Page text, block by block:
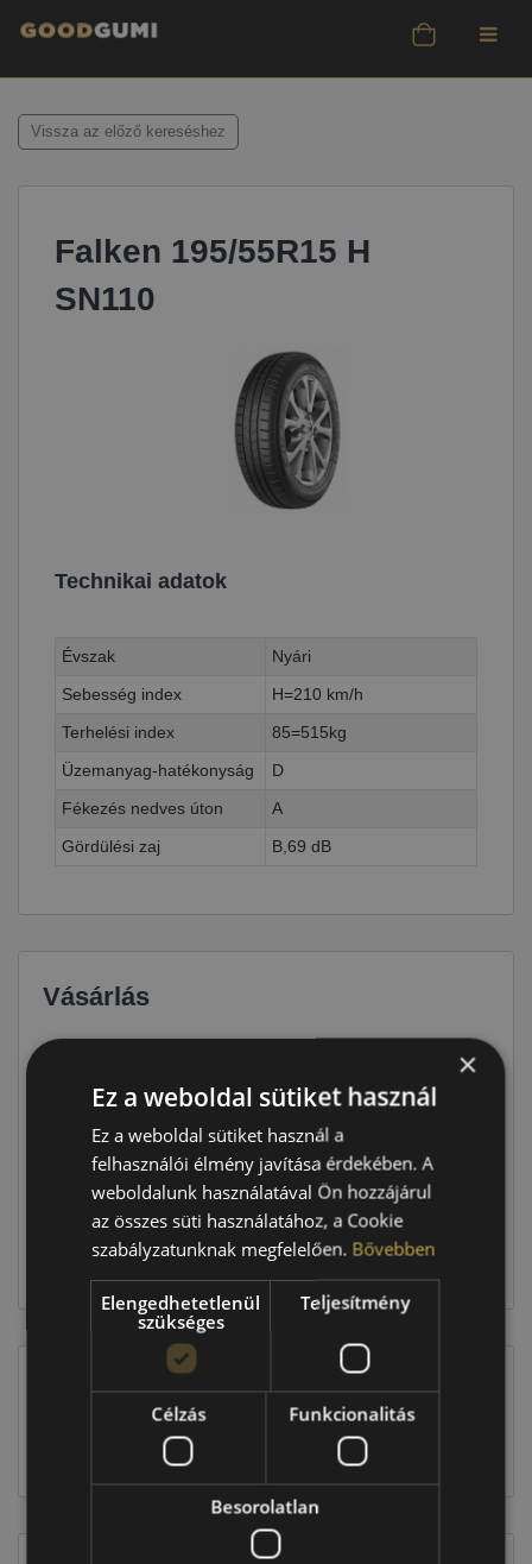
Vissza az előző kereséshez
Falken 195/55R15 H
SN110
Technikai adatok
Évszak
Nyári
Sebesség index
H=210 km/h
Terhelési index
85=515kg
Üzemanyag-hatékonyság
D
Fékezés nedves úton
A
Gördülési zaj
B,69 dB
Vásárlás
30 590 Ft
61 180 Ft
EU-s abroncscímke
×
Ez a weboldal sütiket használ
Ez a weboldal sütiket használ a
felhasználói élmény javítása érdekében. A
weboldalunk használatával Ön hozzájárul
az összes süti használatához, a Cookie
szabályzatunknak megfelelően. Bővebben
Elengedhetetlenül
szükséges
Teljesítmény
Célzás Funkcionalitás
Besorolatlan